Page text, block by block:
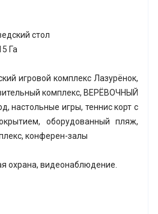
стол
Га
игровой комплекс Лазурёнок,
комплекс, ВЕРЁВОЧНЫЙ
настольные игры, теннис корт с
оборудованный пляж,
конферен-залы
охрана, видеонаблюдение.